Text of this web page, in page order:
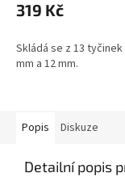
319 Kč
Skládá se z 13
mm a 12 mm.
Popis Diskuze
Detailní popis